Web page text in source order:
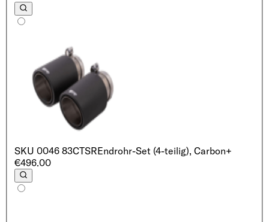
SKU 0046 83CTSREndrohr-Set (4-teilig), Carbon+
€496.00